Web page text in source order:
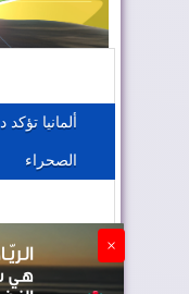
ألمانيا
الصحراء
×